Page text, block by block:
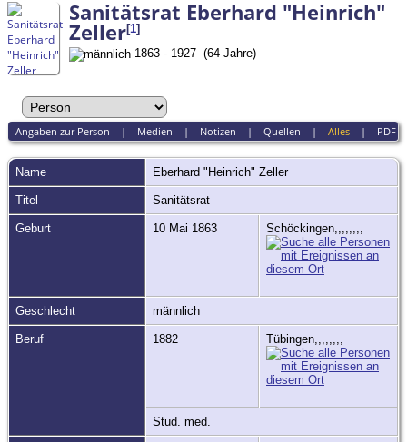
Sanitätsrat Eberhard "Heinrich"
Zeller[1]
1863 - 1927 (64 Jahre)
Angaben zur Person | Medien | Notizen | Quellen | Alles| PDF
Name Eberhard "Heinrich" Zeller
Titel Sanitätsrat
Geburt 10 Mai 1863 Schöckingen,,,,,,,,
Geschlecht männlich
Beruf 1882 Tübingen,,,,,,,,
Stud. med.